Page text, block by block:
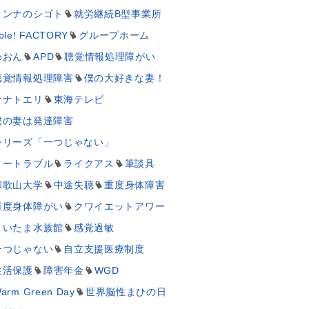
ンナのシゴト
就労継続B型事業所
FACTORY
グループホーム
おん
APD
聴覚情報処理障がい
覚情報処理障害
僕の大好きな妻！
ナトエリ
東海テレビ
の妻は発達障害
リーズ「一つじゃない」
ートラブル
ライクアス
筆談具
歌山大学
中途失聴
重度身体障害
度身体障がい
クワイエットアワー
いたま水族館
感覚過敏
つじゃない
自立支援医療制度
活保護
障害年金
WGD
Green Day
世界脳性まひの日